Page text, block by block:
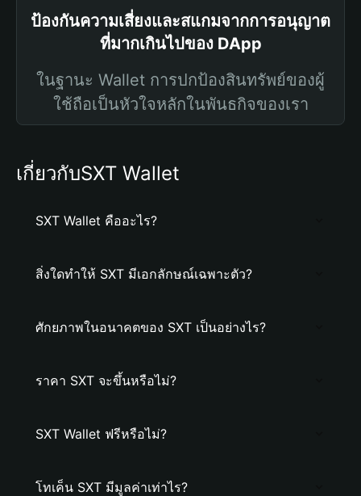
ป้องกันความเสี่ยงและสแกมจากการอนุญาต
ที่มากเกินไปของ DApp
ในฐานะ Wallet การปกป้องสินทรัพย์ของผู้
ใช้ถือเป็นหัวใจหลักในพันธกิจของเรา
เกี่ยวกับSXT Wallet
SXT Wallet คืออะไร?
สิ่งใดทำให้ SXT มีเอกลักษณ์เฉพาะตัว?
ศักยภาพในอนาคตของ SXT เป็นอย่างไร?
ราคา SXT จะขึ้นหรือไม่?
SXT Wallet ฟรีหรือไม่?
โทเค็น SXT มีมูลค่าเท่าไร?